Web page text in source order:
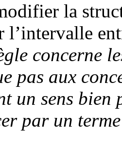
la
l’intervalle
concerne
pas aux
un sens bien
par un